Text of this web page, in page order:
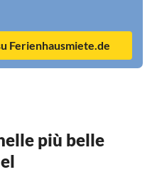
Ferienhausmiete.de
più belle